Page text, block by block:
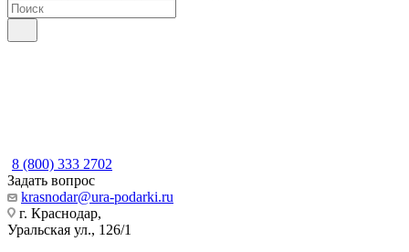
8 (800) 333 2702
Задать вопрос
krasnodar@ura-podarki.ru
г. Краснодар,
Уральская ул., 126/1